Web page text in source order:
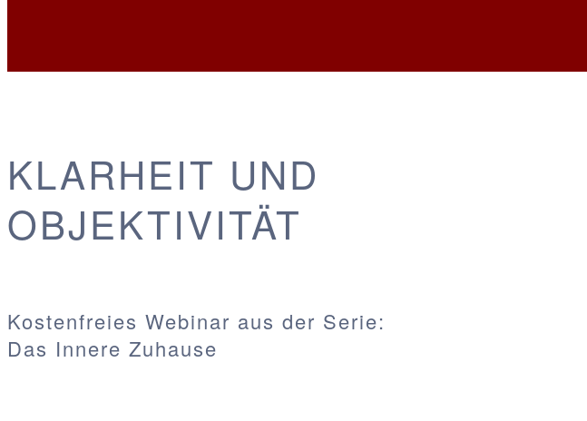
KLARHEIT UND
OBJEKTIVITÄT
Kostenfreies Webinar aus der Serie:
Das Innere Zuhause